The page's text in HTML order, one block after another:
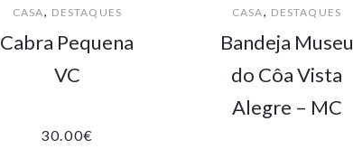
CASA, DESTAQUES
Cabra Pequena
VC
30.00€
CASA, DESTAQUES
Bandeja Museu
do Côa Vista
Alegre – MC